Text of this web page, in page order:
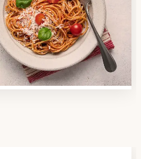
Dienst-Suche,
Anbieter es in Ihrer
besten zu Ihnen passt.
einen Überblick über die